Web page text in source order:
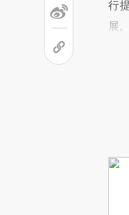
行
展。